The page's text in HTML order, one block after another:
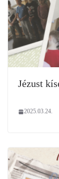
Jézust
2025.03.24.